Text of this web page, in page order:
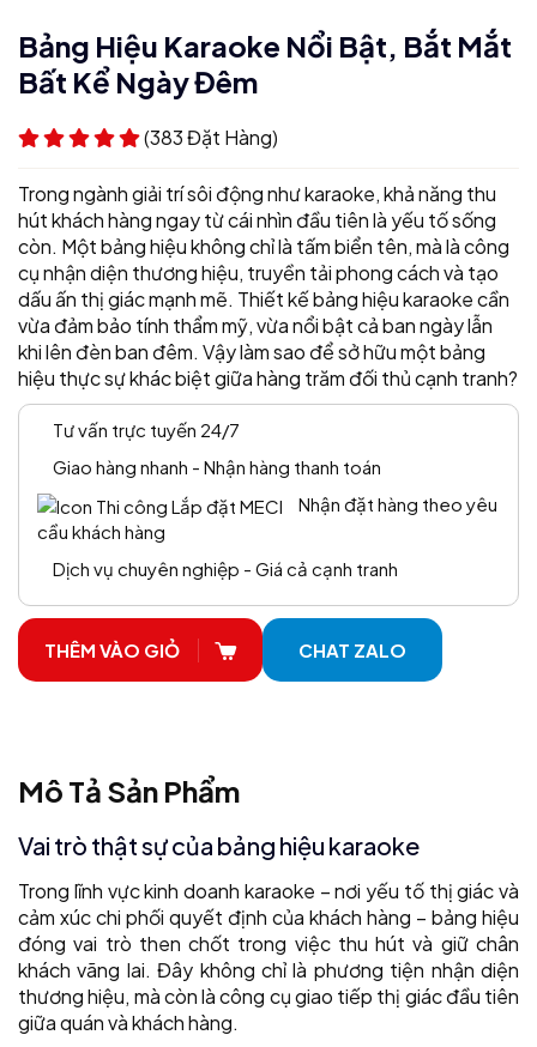
Bảng Hiệu Karaoke Nổi Bật, Bắt Mắt
Bất Kể Ngày Đêm
(383 Đặt Hàng)
Trong ngành giải trí sôi động như karaoke, khả năng thu
hút khách hàng ngay từ cái nhìn đầu tiên là yếu tố sống
còn. Một bảng hiệu không chỉ là tấm biển tên, mà là công
cụ nhận diện thương hiệu, truyền tải phong cách và tạo
dấu ấn thị giác mạnh mẽ. Thiết kế bảng hiệu karaoke cần
vừa đảm bảo tính thẩm mỹ, vừa nổi bật cả ban ngày lẫn
khi lên đèn ban đêm. Vậy làm sao để sở hữu một bảng
hiệu thực sự khác biệt giữa hàng trăm đối thủ cạnh tranh?
Tư vấn trực tuyến 24/7
Giao hàng nhanh - Nhận hàng thanh toán
Nhận đặt hàng theo yêu
cầu khách hàng
Dịch vụ chuyên nghiệp - Giá cả cạnh tranh
THÊM VÀO GIỎ CHAT ZALO
Mô Tả Sản Phẩm
Vai trò thật sự của bảng hiệu karaoke
Trong lĩnh vực kinh doanh karaoke – nơi yếu tố thị giác và
cảm xúc chi phối quyết định của khách hàng – bảng hiệu
đóng vai trò then chốt trong việc thu hút và giữ chân
khách vãng lai. Đây không chỉ là phương tiện nhận diện
thương hiệu, mà còn là công cụ giao tiếp thị giác đầu tiên
giữa quán và khách hàng.